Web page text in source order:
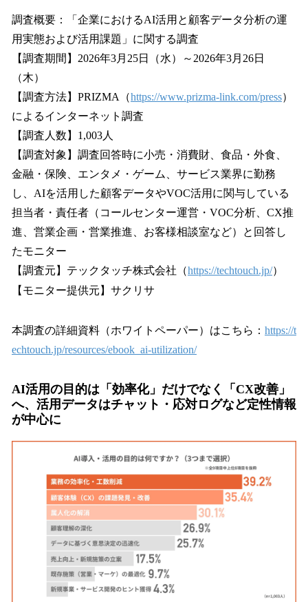
調査概要：「企業におけるAI活用と顧客データ分析の運
用実態および活用課題」に関する調査
【調査期間】2026年3月25日（水）～2026年3月26日
（木）
【調査方法】PRIZMA（https://www.prizma-link.com/press）
によるインターネット調査
【調査人数】1,003人
【調査対象】調査回答時に小売・消費財、食品・外食、
金融・保険、エンタメ・ゲーム、サービス業界に勤務
し、AIを活用した顧客データやVOC活用に関与している
担当者・責任者（コールセンター運営・VOC分析、CX推
進、営業企画・営業推進、お客様相談室など）と回答し
たモニター
【調査元】テックタッチ株式会社（https://techtouch.jp/）
【モニター提供元】サクリサ
本調査の詳細資料（ホワイトペーパー）はこちら： https://t
echtouch.jp/resources/ebook_ai-utilization/
AI活用の目的は「効率化」だけでなく「CX改善」
へ、活用データはチャット・応対ログなど定性情報
が中心に